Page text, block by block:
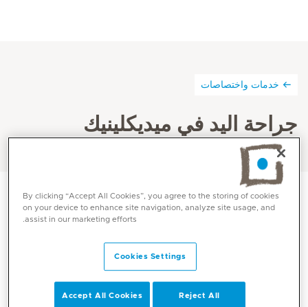
خدمات واختصاصات
جراحة اليد في ميديكلينيك
تتعامل جراحة اليد مع العلاج الجراحي وغير الجراحي للحوادث
ويمكن لجراحة اليد أن تُجرى على يد الجراح العام وجراح العظام
By clicking “Accept All Cookies”, you agree to the storing of cookies
on your device to enhance site navigation, analyze site usage, and
assist in our marketing efforts.
Cookies Settings
Reject All
Accept All Cookies